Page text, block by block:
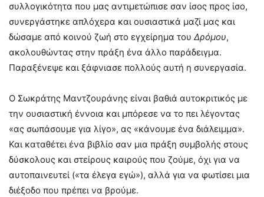
συλλογικότητα που μας αντιμετώπισε σαν ίσος προς ίσο,
συνεργάστηκε απλόχερα και ουσιαστικά μαζί μας και
δώσαμε από κοινού ζωή στο εγχείρημα του Δρόμου,
ακολουθώντας στην πράξη ένα άλλο παράδειγμα.
Παραξένεψε και ξάφνιασε πολλούς αυτή η συνεργασία.
Ο Σωκράτης Μαντζουράνης είναι βαθιά αυτοκριτικός με
την ουσιαστική έννοια και μπόρεσε να το πει λέγοντας
«ας σωπάσουμε για λίγο», ας «κάνουμε ένα διάλειμμα».
Και καταθέτει ένα βιβλίο σαν μια πράξη συμβολής στους
δύσκολους και στείρους καιρούς που ζούμε, όχι για να
αυτοπαινευτεί («τα έλεγα εγώ»), αλλά για να φωτίσει μια
διέξοδο που πρέπει να βρούμε.